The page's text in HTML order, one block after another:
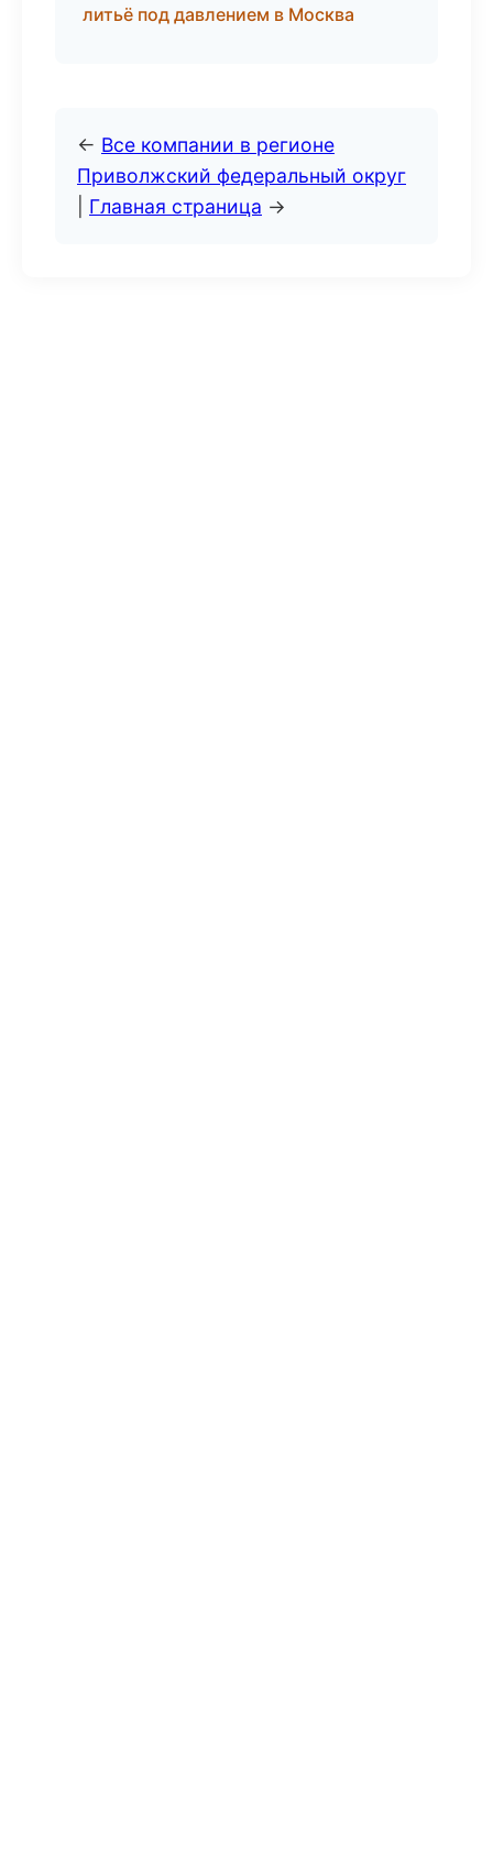
литьё под давлением в Москва
← Все компании в регионе
Приволжский федеральный округ
Главная страница →